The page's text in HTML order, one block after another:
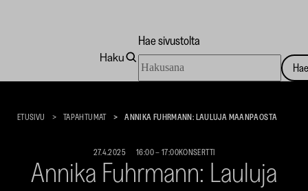
Taidekoti
Haku
Hae sivustolta
sivustolta
ETUSIVU TAPAHTUMAT ANNIKA FUHRMANN: LAULUJA MAANPAOSTA
27.4.2025 16:00– 17:00KONSERTTI
Annika Fuhrmann: Lauluja